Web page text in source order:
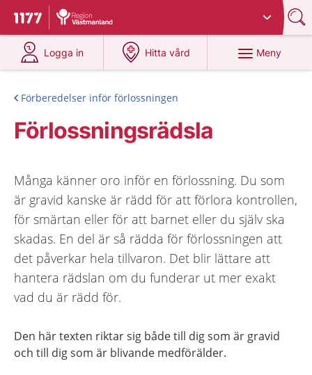
Till startsidan för 1177
Du har valt region
Logga in
på 1177.se
Hitta vård
på 1177.se
Meny
Förberedelser inför förlossningen
Förlossningsrädsla
Många känner oro inför en förlossning. Du som
är gravid kanske är rädd för att förlora kontrollen,
för smärtan eller för att barnet eller du själv ska
skadas. En del är så rädda för förlossningen att
det påverkar hela tillvaron. Det blir lättare att
hantera rädslan om du funderar ut mer exakt
vad du är rädd för.
Den här texten riktar sig både till dig som är gravid
och till dig som är blivande medförälder.